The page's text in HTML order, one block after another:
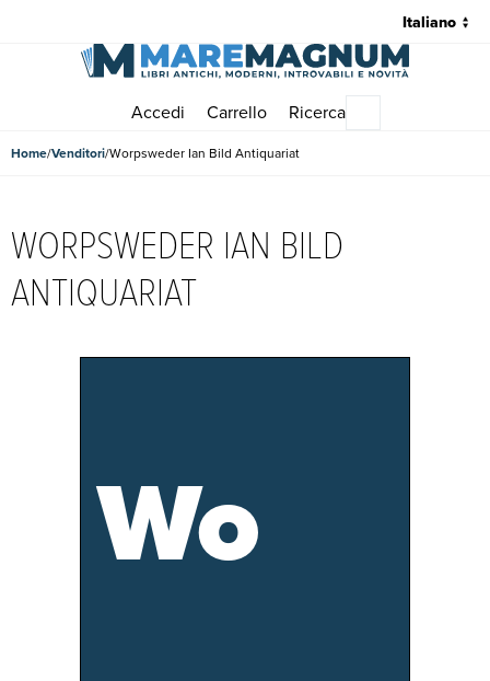
Accedi Carrello Ricerca
Home Venditori Worpsweder Ian Bild Antiquariat
WORPSWEDER IAN BILD
ANTIQUARIAT
Wo